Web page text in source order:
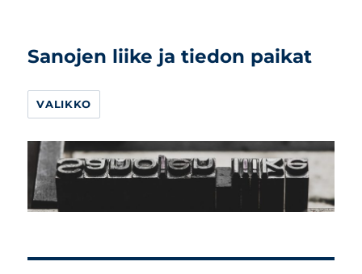
Sanojen liike ja tiedon paikat
VALIKKO